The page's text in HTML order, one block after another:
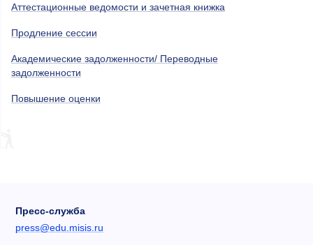
Аттестационные ведомости и зачетная книжка
Продление сессии
Академические задолженности/ Переводные
задолженности
Повышение оценки
Пресс-служба
press@edu.misis.ru